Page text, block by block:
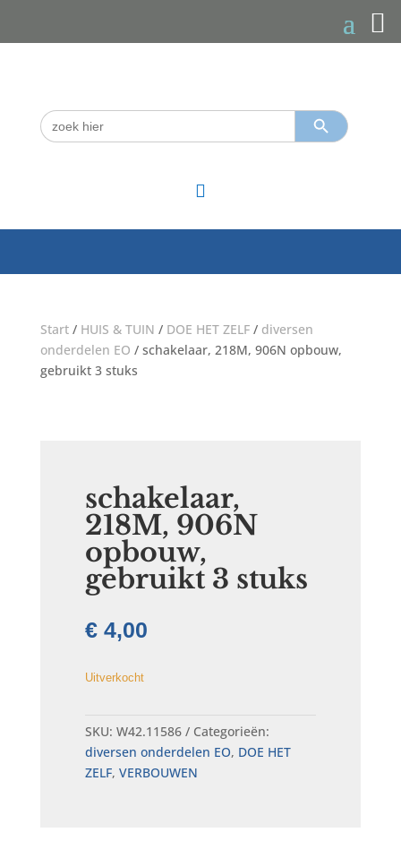
Zoek
naar:
Zoekknop

Start/ HUIS & TUIN / DOE HET ZELF/ diversen
onderdelen EO / schakelaar, 218M, 906N opbouw,
gebruikt 3 stuks
schakelaar,
218M, 906N
opbouw,
gebruikt 3 stuks
€4,00
Uitverkocht
SKU: W42.11586
Categorieën:
diversen onderdelen EO, DOE HET
ZELF, VERBOUWEN